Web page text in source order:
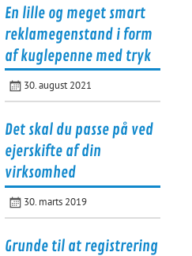
En lille og meget smart
reklamegenstand i form
af kuglepenne med tryk
30. august 2021
Det skal du passe på ved
ejerskifte af din
virksomhed
30. marts 2019
Grunde til at registrering